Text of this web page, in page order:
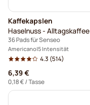
Kaffekapslen
Haselnuss - Alltagskaffee
36 Pads für Senseo
Americano 5 Intensität
4.3 (514)
6,39 €
0,18 €/ Tasse